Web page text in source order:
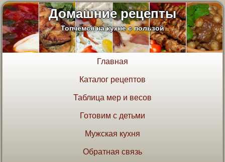
Домашние рецепты
Топчемся на кухне с пользой
Главная
Каталог рецептов
Таблица мер и весов
Готовим с детьми
Мужская кухня
Обратная связь